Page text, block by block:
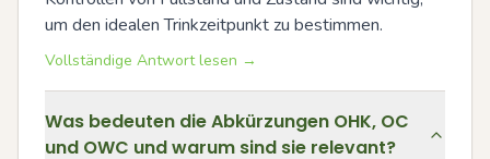
um den idealen Trinkzeitpunkt zu bestimmen.
Vollständige Antwort lesen →
Was bedeuten die Abkürzungen OHK, OC
und OWC und warum sind sie relevant?